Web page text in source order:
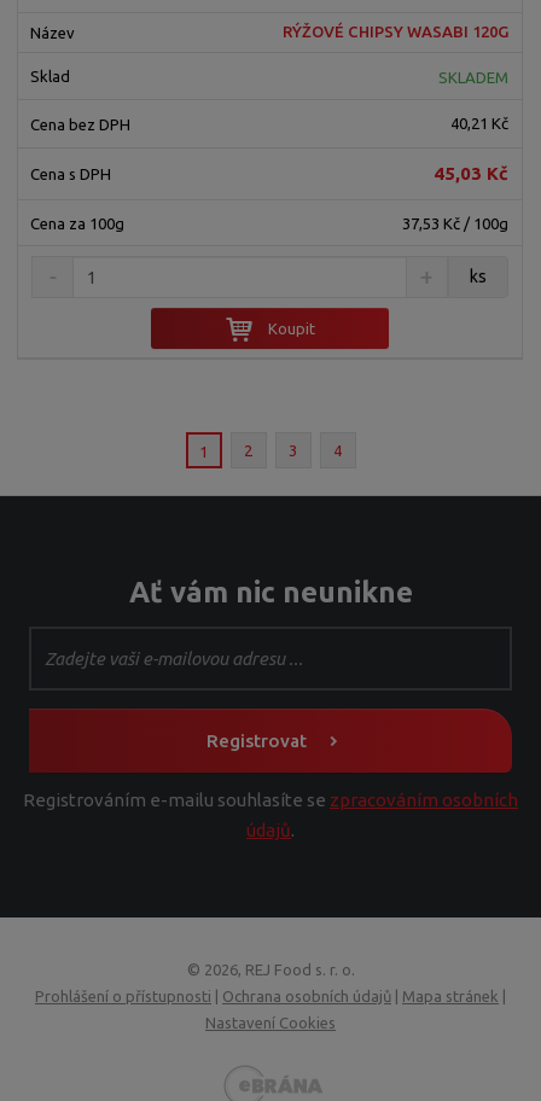
RÝŽOVÉ CHIPSY WASABI 120G
SKLADEM
40,21 Kč
45,03 Kč
37,53 Kč / 100g
ks
Koupit
1 2 3 4
Ať vám nic neunikne
Registrovat
Registrováním e-mailu souhlasíte se zpracováním osobních
údajů.
© 2026, REJ Food s. r. o.
Prohlášení o přístupnosti | Ochrana osobních údajů | Mapa stránek |
Nastavení Cookies